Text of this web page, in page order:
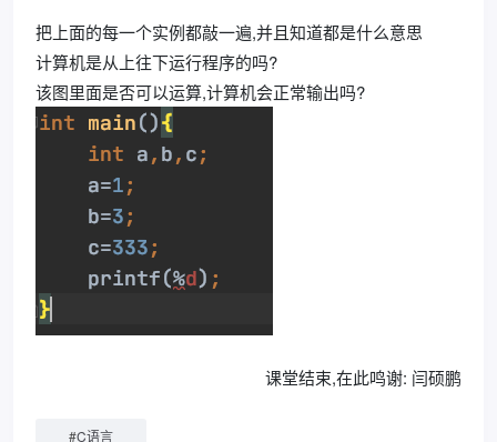
把上面的每一个实例都敲一遍,并且知道都是什么意思
计算机是从上往下运行程序的吗?
该图里面是否可以运算,计算机会正常输出吗?
课堂结束,在此鸣谢: 闫硕鹏
#C语言